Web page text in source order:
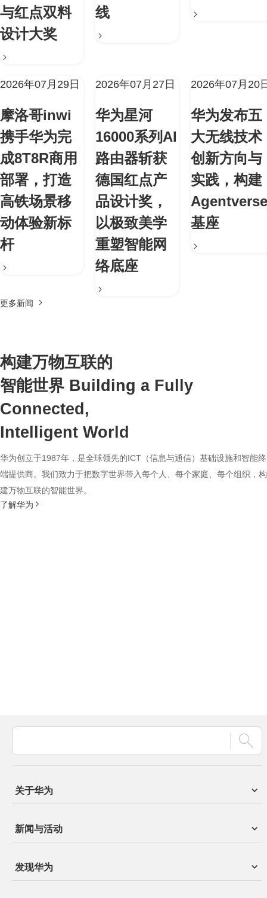
与红点双料
设计大奖
线
2026年07月29日
摩洛哥inwi
携手华为完
成8T8R商用
部署，打造
高铁场景移
动体验新标
杆
2026年07月27日
华为星河
16000系列AI
路由器斩获
德国红点产
品设计奖，
以极致美学
重塑智能网
络底座
2026年07月20
华为发布五
大无线技术
创新方向与
实践，构建
Agentverse
基座
更多新闻
构建万物互联的
智能世界 Building a Fully
Connected,
Intelligent World
华为创立于1987年，是全球领先的ICT（信息与通信）基础设施和智能终
端提供商。我们致力于把数字世界带入每个人、每个家庭、每个组织，构
建万物互联的智能世界。
了解华为
关于华为
新闻与活动
发现华为